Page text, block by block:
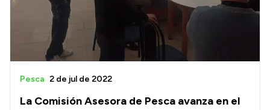
La Comisión Asesora de Pesca avanza en el
Pesca 2 de jul de 2022